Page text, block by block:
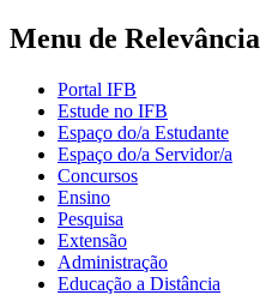
Menu de Relevância
Portal IFB
Estude no IFB
Espaço do/a Estudante
Espaço do/a Servidor/a
Concursos
Ensino
Pesquisa
Extensão
Administração
Educação a Distância